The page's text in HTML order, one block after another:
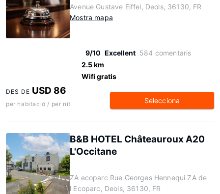
Avenue Gustave Eiffel, Deols, 36130, FR
Mostra mapa
9/10 Excellent 584 comentaris
2.5 km
Wifi gratis
DES DE USD 86
per habitació / per nit Selecciona
B&B HOTEL Châteauroux A20
L'Occitane
ZA ecoparc Rue Georges Hennequi ZA de
l Ecoparc, Deols, 36130, FR